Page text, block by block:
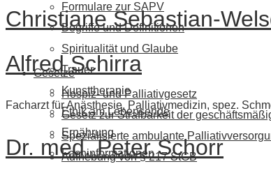
Formulare zur SAPV
Begriffe und Definitionen
Spiritualität und Glaube
Trauer
Kunsttherapie
Ethik am Lebensende
Ernährung
Fachinformationen
Gesetze
Hospiz- und Palliativgesetz
Gesetz zur Strafbarkeit der
Spezialisierte ambulante
Aufhebung von § 217 StGB
Christiane Sebastian-
Alfred Schirra
Facharzt für Anästhesie, Palliativmedizin, spez.
Dr. med. Peter Schorr